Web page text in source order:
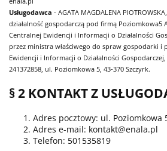
Usługodawca - AGATA MAGDALENA
działalność gospodarczą pod firmą Poziomkowa5
Centralnej Ewidencji i Informacji o Działalności
przez ministra właściwego do spraw gospodarki i
Ewidencji i Informacji o Działalności Gospodarczej,
241372858, ul. Poziomkowa 5, 43-370 Szczyrk.
§ 2 KONTAKT Z
Adres pocztowy: ul. Poziomkowa
Adres e-mail: kontakt@enala.pl
Telefon: 501535819